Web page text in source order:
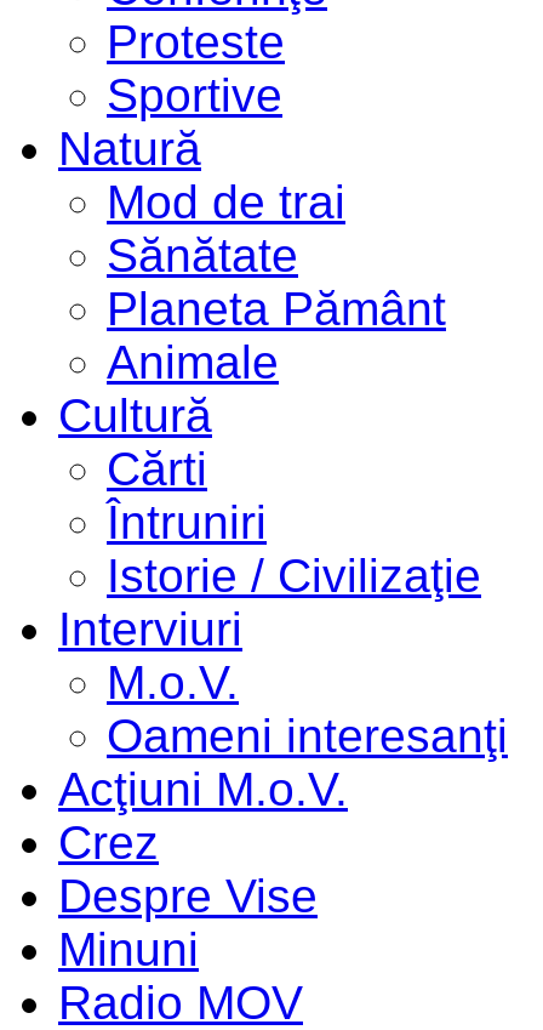
Proteste
Sportive
Natură
Mod de trai
Sănătate
Planeta Pământ
Animale
Cultură
Cărti
Întruniri
Istorie / Civilizaţie
Interviuri
M.o.V.
Oameni interesanţi
Acţiuni M.o.V.
Crez
Despre Vise
Minuni
Radio MOV